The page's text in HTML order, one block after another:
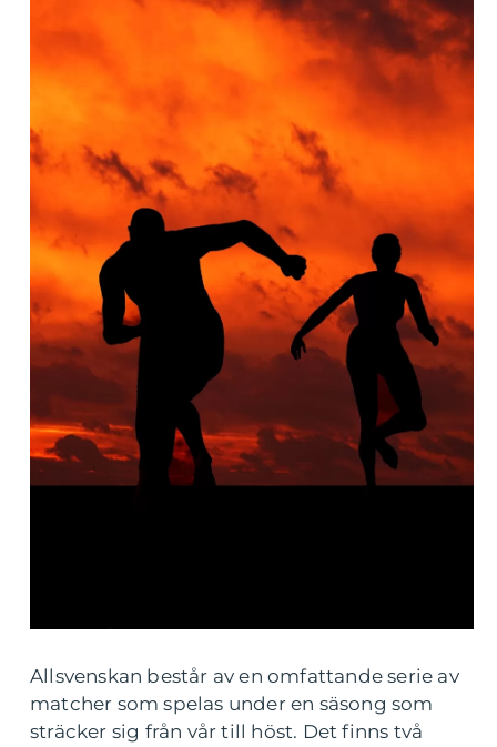
Allsvenskan består av en omfattande serie av
matcher som spelas under en säsong som
sträcker sig från vår till höst. Det finns två